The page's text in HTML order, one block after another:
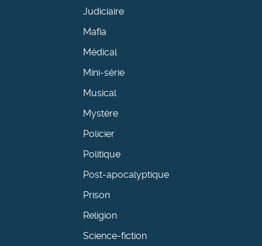
Judiciaire
Mafia
Médical
Mini-série
Musical
Mystère
Policier
Politique
Post-apocalyptique
Prison
Religion
Science-fiction